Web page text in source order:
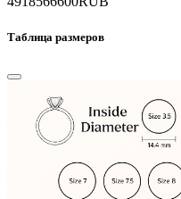
Таблица размеров